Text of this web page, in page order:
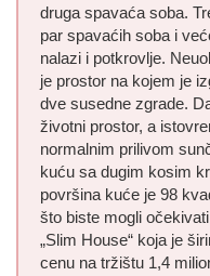
druga spavaća soba.
par spavaćih soba i
nalazi i potkrovlje.
je prostor na kojem je
dve susedne zgrade.
životni prostor, a
normalnim prilivom
kuću sa dugim kosim
površina kuće je 98
što biste mogli
„Slim House“ koja je
cenu na tržištu 1,4